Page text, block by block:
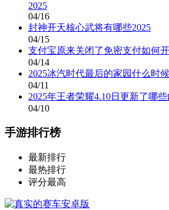
2025
04/16
封神开天核心武将有哪些2025
04/15
支付宝原来关闭了免密支付如何
04/14
2025冰汽时代最后的家园什么时
04/11
2025年王者荣耀4.10日更新了哪
04/10
手游排行榜
最新排行
最热排行
评分最高